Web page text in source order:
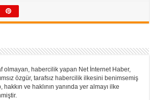
olmayan, habercilik yapan Net İnternet Haber,
özgür, tarafsız habercilik ilkesini benimsemiş
hakkın ve haklının yanında yer almayı ilke